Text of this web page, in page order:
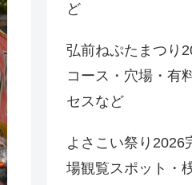
ど
弘前ねぷたまつり
コース・穴場・有
セスなど
よさこい祭り2026
場観覧スポット・